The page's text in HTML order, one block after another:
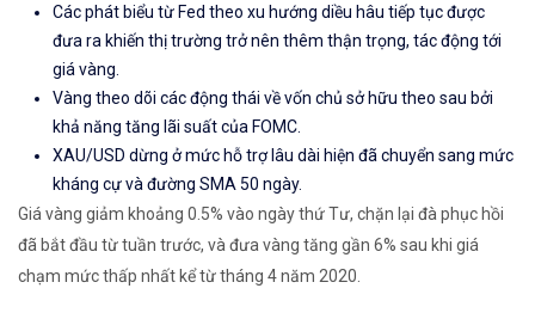
Các phát biểu từ Fed theo xu hướng diều hâu tiếp tục được
đưa ra khiến thị trường trở nên thêm thận trọng, tác động tới
giá vàng.
Vàng theo dõi các động thái về vốn chủ sở hữu theo sau bởi
khả năng tăng lãi suất của FOMC.
XAU/USD dừng ở mức hỗ trợ lâu dài hiện đã chuyển sang mức
kháng cự và đường SMA 50 ngày.
Giá vàng giảm khoảng 0.5% vào ngày thứ Tư, chặn lại đà phục hồi
đã bắt đầu từ tuần trước, và đưa vàng tăng gần 6% sau khi giá
chạm mức thấp nhất kể từ tháng 4 năm 2020.